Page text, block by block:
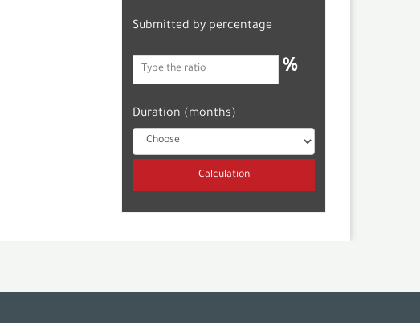
Submitted by percentage
%
Duration (months)